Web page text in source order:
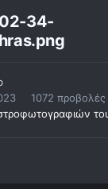
34-
1072 προβολές